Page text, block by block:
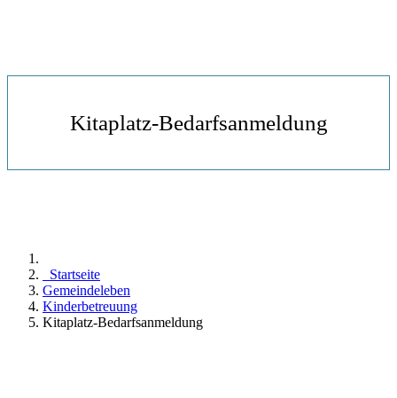
Kitaplatz-Bedarfsanmeldung
Startseite
Gemeindeleben
Kinderbetreuung
Kitaplatz-Bedarfsanmeldung